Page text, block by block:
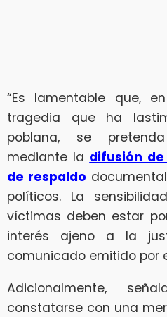
“Es lamentable que,
tragedia que ha
poblana, se
mediante la difusión
de respaldo
políticos. La
víctimas deben estar
interés ajeno a la
comunicado emitido por
Adicionalmente,
constatarse con una